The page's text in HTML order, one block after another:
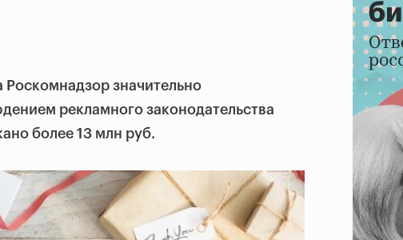
Роскомнадзор значительно
рекламного законодательства
более 13 млн руб.